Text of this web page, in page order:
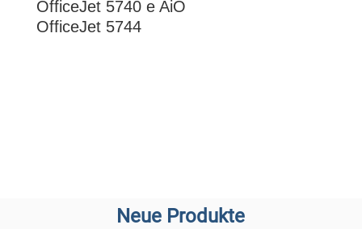
OfficeJet 5740 e AiO
OfficeJet 5744
Neue Produkte